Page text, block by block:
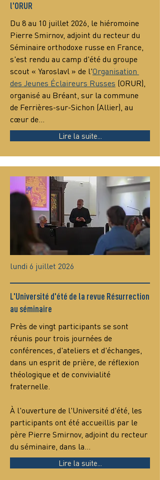
l'ORUR
Du 8 au 10 juillet 2026, le hiéromoine
Pierre Smirnov, adjoint du recteur du
Séminaire orthodoxe russe en France,
s'est rendu au camp d'été du groupe
scout « Yaroslavl » de l'Organisation
des Jeunes Éclaireurs Russes (ORUR),
organisé au Bréant, sur la commune
de Ferrières-sur-Sichon (Allier), au
cœur de…
Lire la suite...
lundi 6 juillet 2026
L'Université d'été de la revue Résurrection
au séminaire
Près de vingt participants se sont
réunis pour trois journées de
conférences, d'ateliers et d'échanges,
dans un esprit de prière, de réflexion
théologique et de convivialité
fraternelle.
À l'ouverture de l'Université d'été, les
participants ont été accueillis par le
père Pierre Smirnov, adjoint du recteur
du séminaire, dans la…
Lire la suite...